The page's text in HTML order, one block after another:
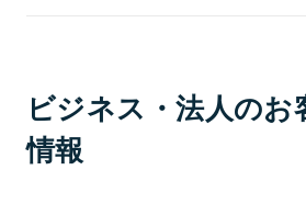
ビジネス・法人のお
情報